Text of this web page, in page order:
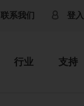
联系我们 登入
行业 支持